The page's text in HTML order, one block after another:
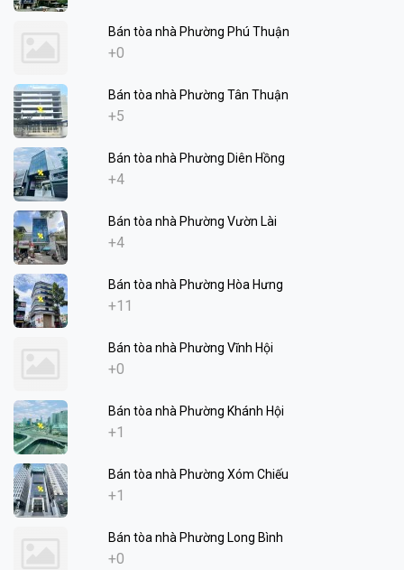
Bán tòa nhà Phường Phú Thuận
+0
Bán tòa nhà Phường Tân Thuận
+5
Bán tòa nhà Phường Diên Hồng
+4
Bán tòa nhà Phường Vườn Lài
+4
Bán tòa nhà Phường Hòa Hưng
+11
Bán tòa nhà Phường Vĩnh Hội
+0
Bán tòa nhà Phường Khánh Hội
+1
Bán tòa nhà Phường Xóm Chiếu
+1
Bán tòa nhà Phường Long Bình
+0